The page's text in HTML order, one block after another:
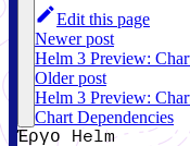
Edit this page
Newer post
Helm 3 Preview:
Older post
Helm 3 Preview:
Chart Dependencies
Έργο Helm